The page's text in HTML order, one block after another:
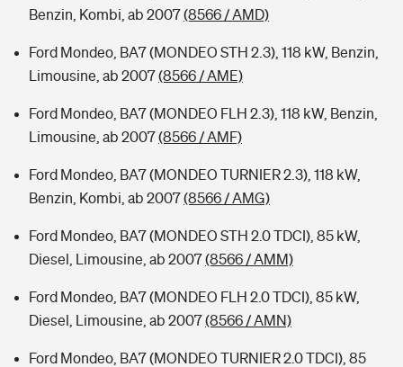
Benzin, Kombi, ab 2007(8566 / AMD)
Ford Mondeo, BA7 (MONDEO STH 2.3), 118 kW, Benzin,
Limousine, ab 2007(8566 / AME)
Ford Mondeo, BA7 (MONDEO FLH 2.3), 118 kW, Benzin,
Limousine, ab 2007(8566 / AMF)
Ford Mondeo, BA7 (MONDEO TURNIER 2.3), 118 kW,
Benzin, Kombi, ab 2007(8566 / AMG)
Ford Mondeo, BA7 (MONDEO STH 2.0 TDCI), 85 kW,
Diesel, Limousine, ab 2007(8566 / AMM)
Ford Mondeo, BA7 (MONDEO FLH 2.0 TDCI), 85 kW,
Diesel, Limousine, ab 2007(8566 / AMN)
Ford Mondeo, BA7 (MONDEO TURNIER 2.0 TDCI), 85